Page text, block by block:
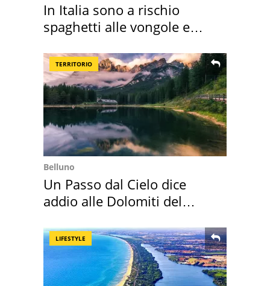
In Italia sono a rischio
spaghetti alle vongole e
TERRITORIO
Belluno
Un Passo dal Cielo dice
addio alle Dolomiti del
LIFESTYLE